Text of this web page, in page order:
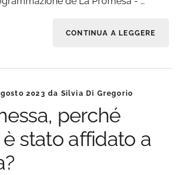
CONTINUA A LEGGERE
2023 da Silvia Di Gregorio
perché
stato affidato a